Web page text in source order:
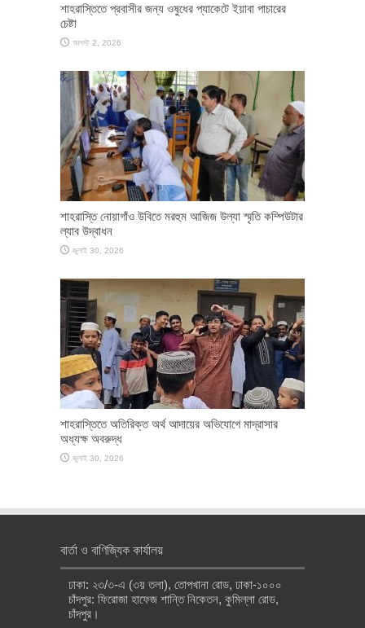
শাহরাস্তিতে প্রবাসীর জন্য ওষুধের প্যাকেটে ইয়াবা পাচারের
চেষ্টা
আগস্ট 2, 2026
শাহরাস্তি নোয়াগাঁও উবিতে মরহুম আজিজ উল্যা স্মৃতি কম্পিউটার
ল্যাব উদ্বাধন
জুলাই 30, 2026
শাহরাস্তিতে অতিরিক্ত অর্থ আদায়ের অভিযোগে মাদ্রাসার
অধ্যক্ষ অবরুদ্ধ
জুলাই 30, 2026
বার্তা ও বাণিজ্যিক কার্যালয়
ঢাকা: ২৩/৩-এ (৩য় তলা), তোপখানা রোড, ঢাকা-১০০০
চাঁদপুর: ফিরোজা হাফেজ শান্তি নিকেতন, কুমিল্লা রোড,
চাঁদপুর।